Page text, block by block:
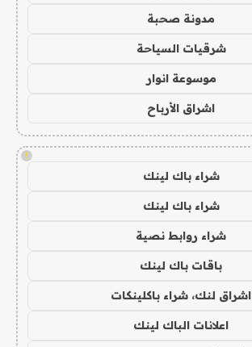
مدونة صحبة
شرقيات السياحة
موسوعة انوار
اشراق الأرباح
!
شراء باك لينك
شراء باك لينك
شراء روابط نصية
باقات باك لينك
اشراق لنك، شراء باكلينكات
اعلانات الباك لينك